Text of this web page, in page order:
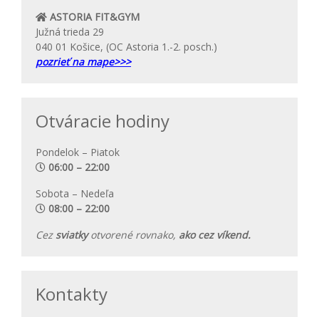
ASTORIA FIT&GYM
Južná trieda 29
040 01 Košice, (OC Astoria 1.-2. posch.)
pozrieť na mape>>>
Otváracie hodiny
Pondelok – Piatok
06:00 – 22:00
Sobota – Nedeľa
08:00 – 22:00
Cez sviatkyotvorené rovnako, ako cez víkend.
Kontakty